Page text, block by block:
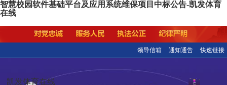
智慧校园软件基础平台及应用系统维保项目中标公告-凯发体育
在线
领导信箱 通知通告 快速链接
凯发体育在线